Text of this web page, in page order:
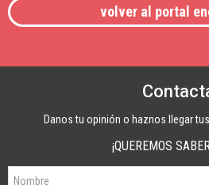
volver al portal
Danos tu opinión o haznos llegar
¡QUEREMOS